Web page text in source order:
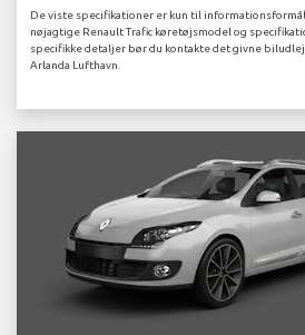
De viste specifikationer er kun til
nøjagtige Renault Trafic køretøjsmodel og
specifikke detaljer bør du kontakte det givne
Arlanda Lufthavn.